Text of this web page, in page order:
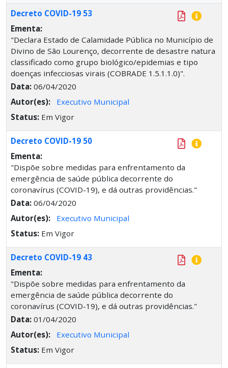
Decreto COVID-19 53
Ementa:
"Declara Estado de Calamidade Pública no Município de
Divino de São Lourenço, decorrente de desastre natura
classificado como grupo biológico/epidemias e tipo
doenças infecciosas virais (COBRADE 1.5.1.1.0)".
Data: 06/04/2020
Autor(es):
Executivo Municipal
Status: Em Vigor
Decreto COVID-19 50
Ementa:
"Dispõe sobre medidas para enfrentamento da
emergência de saúde pública decorrente do
coronavírus (COVID-19), e dá outras providências."
Data: 06/04/2020
Autor(es):
Executivo Municipal
Status: Em Vigor
Decreto COVID-19 43
Ementa:
"Dispõe sobre medidas para enfrentamento da
emergência de saúde pública decorrente do
coronavírus (COVID-19), e dá outras providências."
Data: 01/04/2020
Autor(es):
Executivo Municipal
Status: Em Vigor